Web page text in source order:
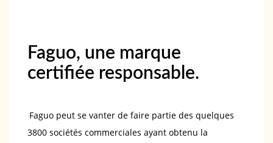
Faguo, une marque
certifiée responsable.
Faguo peut se vanter de faire partie des quelques
3800 sociétés commerciales ayant obtenu la